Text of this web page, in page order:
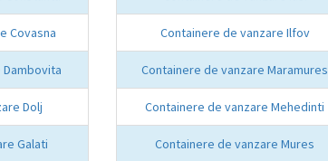
Covasna
Dolj
Galati
Containere de vanzare Ilfov
Containere de vanzare Maramures
Containere de vanzare Mehedinti
Containere de vanzare Mures